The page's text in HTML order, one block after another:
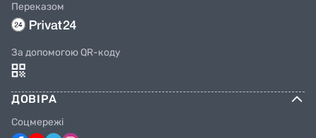
Переказом
За допомогою QR-коду
ДОВІРА
Соцмережі